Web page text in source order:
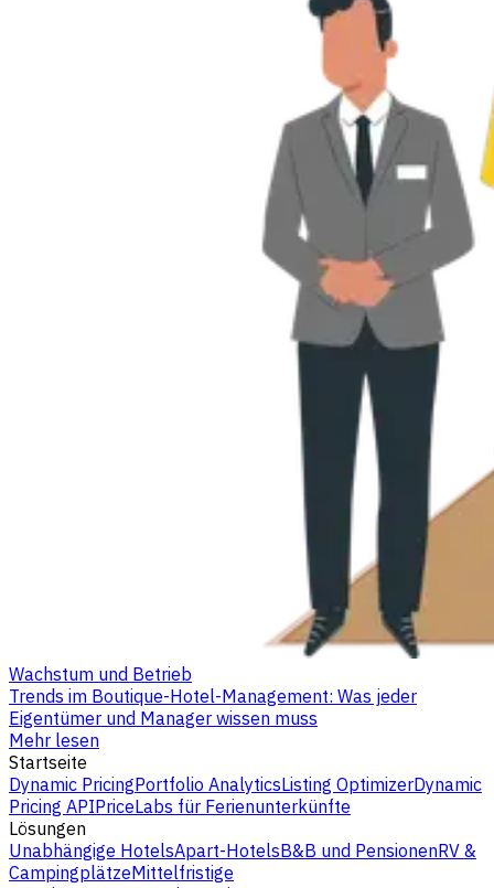
Wachstum und Betrieb
Trends im Boutique-Hotel-Management: Was jeder
Eigentümer und Manager wissen muss
Mehr lesen
Startseite
Dynamic PricingPortfolio AnalyticsListing OptimizerDynamic
Pricing APIPriceLabs für Ferienunterkünfte
Lösungen
Unabhängige HotelsApart-HotelsB&B und PensionenRV &
CampingplätzeMittelfristige